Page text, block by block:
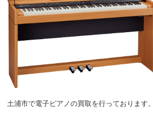
土浦市で電子ピアノの買取を行っております。